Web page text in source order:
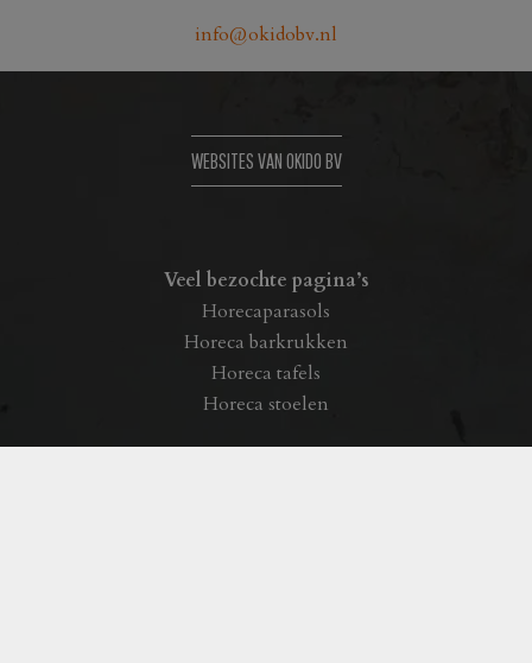
info@okidobv.nl
WEBSITES VAN OKIDO BV
Veel bezochte pagina’s
Horecaparasols
Horeca barkrukken
Horeca tafels
Horeca stoelen